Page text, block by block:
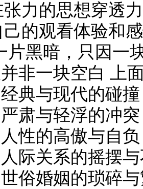
力的思想穿透
的观看体验和
片黑暗，只因一
非一块空白 上
典与现代的碰撞
肃与轻浮的冲突
性的高傲与自负
际关系的摇摆
俗婚姻的琐碎